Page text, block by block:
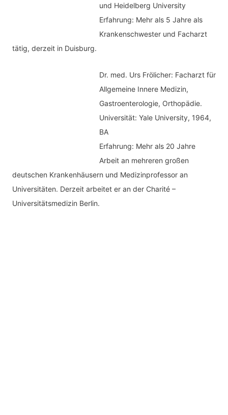
und Heidelberg University
Erfahrung: Mehr als 5 Jahre als
Krankenschwester und Facharzt
tätig, derzeit in Duisburg.
Dr. med. Urs Frölicher: Facharzt für
Allgemeine Innere Medizin,
Gastroenterologie, Orthopädie.
Universität: Yale University, 1964,
BA
Erfahrung: Mehr als 20 Jahre
Arbeit an mehreren großen
deutschen Krankenhäusern und Medizinprofessor an
Universitäten. Derzeit arbeitet er an der Charité –
Universitätsmedizin Berlin.